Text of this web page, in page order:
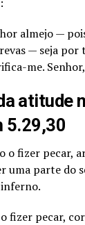
almejo —
— seja
me.
atitude
5.29,30
o fizer pecar,
uma parte do
fizer pecar,